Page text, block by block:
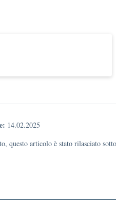
14.02.2025
questo articolo è stato rilasciato